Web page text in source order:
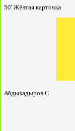
50' Жёлтая карточка
Абдыкадыров С